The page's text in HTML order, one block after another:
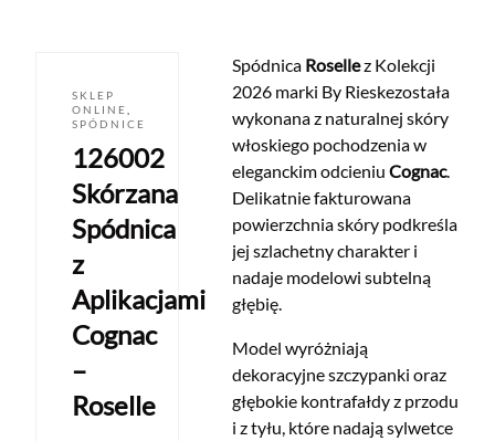
SKLEP
ONLINE
SPÓDNICE
126002
Skórzana
Spódnica
z
Aplikacjami
Cognac
–
Roselle
Spódnica Rosellez Kolekcji
2026 marki By Rieskezostała
wykonana z naturalnej skóry
włoskiego pochodzenia w
eleganckim odcieniu Cognac.
Delikatnie fakturowana
powierzchnia skóry podkreśla
jej szlachetny charakter i
nadaje modelowi subtelną
głębię.
Model wyróżniają
dekoracyjne szczypanki oraz
głębokie kontrafałdy z przodu
i z tyłu, które nadają sylwetce